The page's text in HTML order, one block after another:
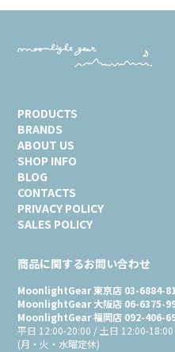
PRODUCTS
BRANDS
ABOUT US
SHOP INFO
BLOG
CONTACTS
PRIVACY POLICY
SALES POLICY
商品に関するお問い合わせ
MoonlightGear 東京店 03-6884-
MoonlightGear 大阪店 06-6375-
MoonlightGear 福岡店 092-406-
平日 12:00-20:00 / 土日 12:00-18:00
(月・火・水曜定休)